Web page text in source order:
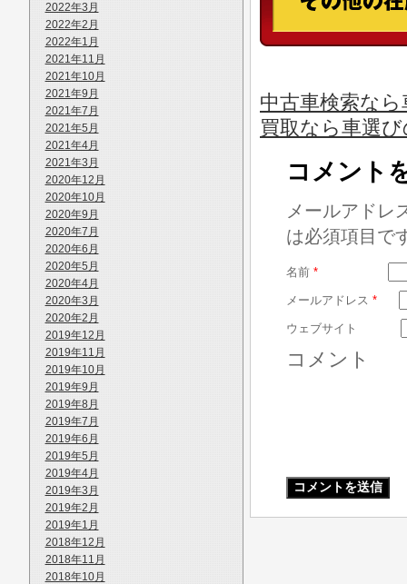
2022年3月
2022年2月
2022年1月
2021年11月
2021年10月
2021年9月
2021年7月
2021年5月
2021年4月
2021年3月
2020年12月
2020年10月
2020年9月
2020年7月
2020年6月
2020年5月
2020年4月
2020年3月
2020年2月
2019年12月
2019年11月
2019年10月
2019年9月
2019年8月
2019年7月
2019年6月
2019年5月
2019年4月
2019年3月
2019年2月
2019年1月
2018年12月
2018年11月
2018年10月
中古車検索な
買取なら車選
コメント
メールアドレ
は必須項目で
名前 *
メールアドレス *
ウェブサイト
コメント